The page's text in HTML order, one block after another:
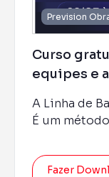
Prevision
Curso
equipes e
A Linha de
É um
Fazer